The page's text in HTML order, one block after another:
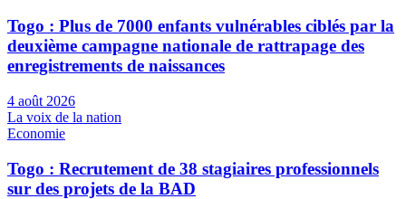
Togo : Plus de 7000 enfants vulnérables ciblés par la
deuxième campagne nationale de rattrapage des
enregistrements de naissances
4 août 2026
La voix de la nation
Economie
Togo : Recrutement de 38 stagiaires professionnels
sur des projets de la BAD